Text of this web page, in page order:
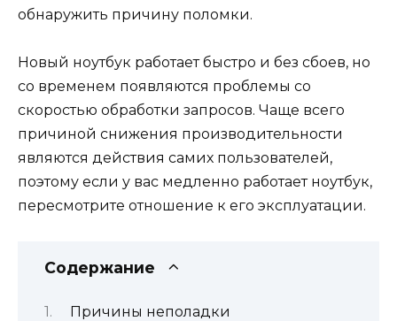
обнаружить причину поломки.
Новый ноутбук работает быстро и без сбоев, но
со временем появляются проблемы со
скоростью обработки запросов. Чаще всего
причиной снижения производительности
являются действия самих пользователей,
поэтому если у вас медленно работает ноутбук,
пересмотрите отношение к его эксплуатации.
Содержание
Причины неполадки